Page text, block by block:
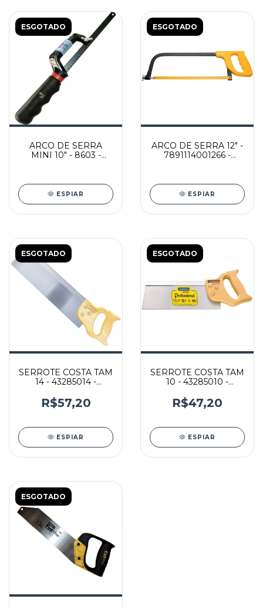
ESGOTADO
ARCO DE SERRA
MINI 10" - 8603 -
ESPIAR
ESGOTADO
ARCO DE SERRA 12" -
7891114001266 -
ESPIAR
ESGOTADO
SERROTE COSTA TAM
14 - 43285014 -
R$57,20
ESPIAR
ESGOTADO
SERROTE COSTA TAM
10 - 43285010 -
R$47,20
ESPIAR
ESGOTADO